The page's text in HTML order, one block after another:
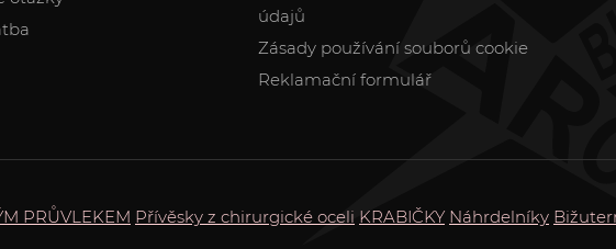
údajů
Zásady používání souborů cookie
Reklamační formulář
PRŮVLEKEM Přívěsky z chirurgické oceli KRABIČKY Náhrdelníky